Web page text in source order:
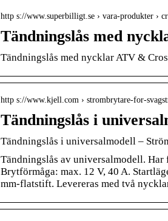
http s://www.superbilligt.se › vara-produkter ›
Tändningslås med
Tändningslås med nycklar ATV &
http s://www.kjell.com › strombrytare-for-
Tändningslås i
Tändningslås i universalmodell –
Tändningslås av universalmodell.
Brytförmåga: max. 12 V, 40 A.
mm-flatstift. Levereras med två